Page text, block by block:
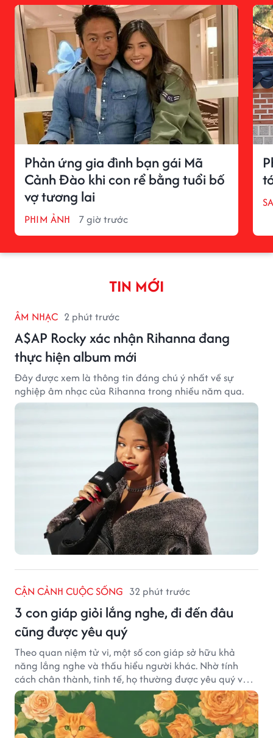
Phản ứng gia đình bạn gái Mã
Cảnh Đào khi con rể bằng tuổi bố
vợ tương lai
PHIM ẢNH 7 giờ trước
TIN MỚI
ÂM NHẠC 2 phút trước
A$AP Rocky xác nhận Rihanna đang
thực hiện album mới
Đây được xem là thông tin đáng chú ý nhất về sự
nghiệp âm nhạc của Rihanna trong nhiều năm qua.
CẬN CẢNH CUỘC SỐNG 32 phút trước
3 con giáp giỏi lắng nghe, đi đến đâu
cũng được yêu quý
Theo quan niệm tử vi, một số con giáp sở hữu khả
năng lắng nghe và thấu hiểu người khác. Nhờ tính
cách chân thành, tinh tế, họ thường được yêu quý và
tạo dựng nhiều mối quan hệ tốt đẹp.